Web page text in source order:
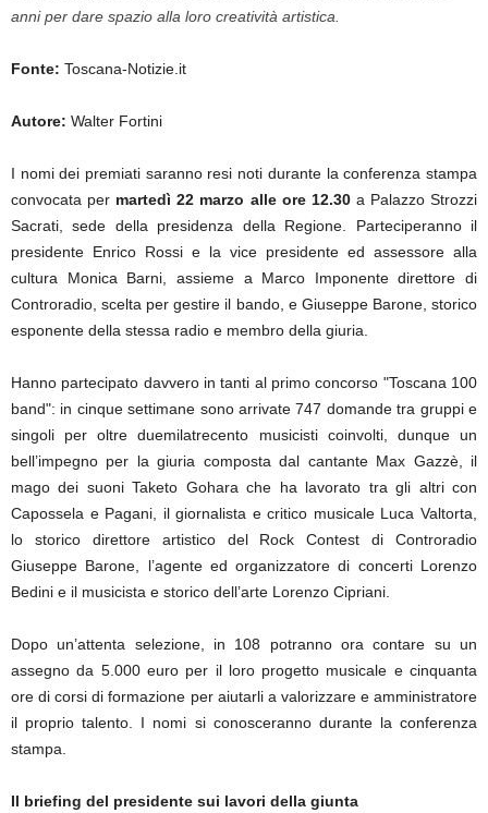
anni per dare spazio alla loro creatività artistica.
Fonte: Toscana-Notizie.it
Autore: Walter Fortini
I nomi dei premiati saranno resi noti durante la conferenza stampa
convocata per martedì 22 marzo alle ore 12.30a Palazzo Strozzi
Sacrati, sede della presidenza della Regione. Parteciperanno il
presidente Enrico Rossi e la vice presidente ed assessore alla
cultura Monica Barni, assieme a Marco Imponente direttore di
Controradio, scelta per gestire il bando, e Giuseppe Barone, storico
esponente della stessa radio e membro della giuria.
Hanno partecipato davvero in tanti al primo concorso "Toscana 100
band": in cinque settimane sono arrivate 747 domande tra gruppi e
singoli per oltre duemilatrecento musicisti coinvolti, dunque un
bell’impegno per la giuria composta dal cantante Max Gazzè, il
mago dei suoni Taketo Gohara che ha lavorato tra gli altri con
Capossela e Pagani, il giornalista e critico musicale Luca Valtorta,
lo storico direttore artistico del Rock Contest di Controradio
Giuseppe Barone, l’agente ed organizzatore di concerti Lorenzo
Bedini e il musicista e storico dell’arte Lorenzo Cipriani.
Dopo un’attenta selezione, in 108 potranno ora contare su un
assegno da 5.000 euro per il loro progetto musicale e cinquanta
ore di corsi di formazione per aiutarli a valorizzare e amministratore
il proprio talento. I nomi si conosceranno durante la conferenza
stampa.
Il briefing del presidente sui lavori della giunta